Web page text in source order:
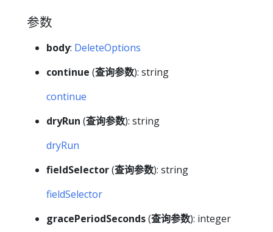
参数
body: DeleteOptions
continue (查询参数): string
continue
dryRun (查询参数): string
dryRun
fieldSelector(查询参数): string
fieldSelector
gracePeriodSeconds(查询参数): integer